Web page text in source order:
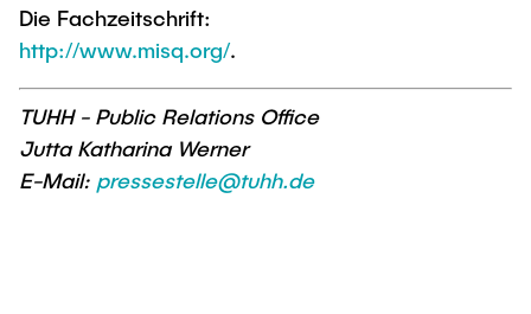
Die Fachzeitschrift:
http://www.misq.org/.
TUHH - Public Relations Office
Jutta Katharina Werner
E-Mail: pressestelle@tuhh.de